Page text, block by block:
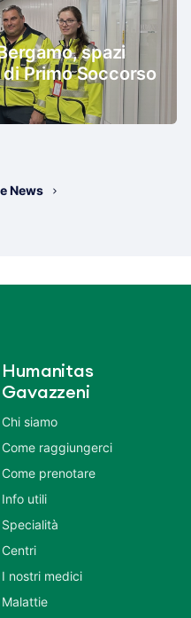
spazi
Primo Soccorso
News
Humanitas
Gavazzeni
Chi siamo
Come raggiungerci
Come prenotare
Info utili
Specialità
Centri
I nostri medici
Malattie